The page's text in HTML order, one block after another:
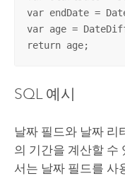
var endDate =
var age =
return age;
SQL 예시
날짜 필드와 날짜 리
의 기간을 계산할 수
서는 날짜 필드를 사